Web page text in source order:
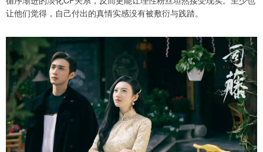
让他们觉得，自己付出的真情实感没有被敷衍与践踏。